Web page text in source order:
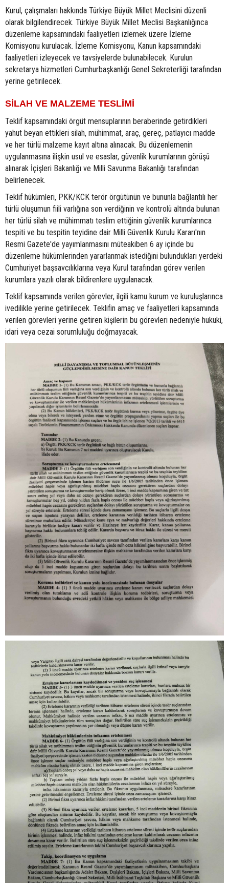
Kurul, çalışmaları hakkında Türkiye Büyük Millet Meclisini düzenli
olarak bilgilendirecek. Türkiye Büyük Millet Meclisi Başkanlığınca
düzenleme kapsamındaki faaliyetleri izlemek üzere İzleme
Komisyonu kurulacak. İzleme Komisyonu, Kanun kapsamındaki
faaliyetleri izleyecek ve tavsiyelerde bulunabilecek. Kurulun
sekretarya hizmetleri Cumhurbaşkanlığı Genel Sekreterliği tarafından
yerine getirilecek.
SİLAH VE MALZEME TESLİMİ
Teklif kapsamındaki örgüt mensuplarının beraberinde getirdikleri
yahut beyan ettikleri silah, mühimmat, araç, gereç, patlayıcı madde
ve her türlü malzeme kayıt altına alınacak. Bu düzenlemenin
uygulanmasına ilişkin usul ve esaslar, güvenlik kurumlarının görüşü
alınarak İçişleri Bakanlığı ve Milli Savunma Bakanlığı tarafından
belirlenecek.
Teklif hükümleri, PKK/KCK terör örgütünün ve bununla bağlantılı her
türlü oluşumun fiili varlığına son verdiğinin ve kontrolü altında bulunan
her türlü silah ve mühimmatı teslim ettiğinin güvenlik kurumlarınca
tespiti ve bu tespitin teyidine dair Milli Güvenlik Kurulu Kararı'nın
Resmi Gazete'de yayımlanmasını müteakiben 6 ay içinde bu
düzenleme hükümlerinden yararlanmak istediğini bulundukları yerdeki
Cumhuriyet başsavcılıklarına veya Kurul tarafından görev verilen
kurumlara yazılı olarak bildirenlere uygulanacak.
Teklif kapsamında verilen görevler, ilgili kamu kurum ve kuruluşlarınca
ivedilikle yerine getirilecek. Teklifin amaç ve faaliyetleri kapsamında
verilen görevleri yerine getiren kişilerin bu görevleri nedeniyle hukuki,
idari veya cezai sorumluluğu doğmayacak.